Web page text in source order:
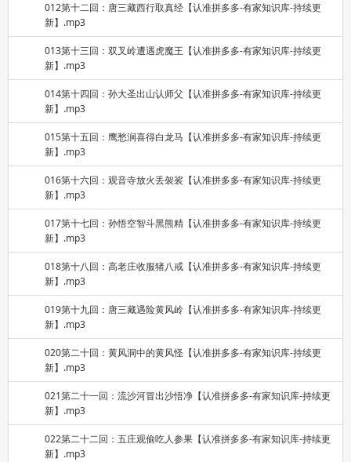
012第十二回：唐三藏西行取真经【认准拼多多-有家知识库-持续更
新】.mp3
013第十三回：双叉岭遭遇虎魔王【认准拼多多-有家知识库-持续更
新】.mp3
014第十四回：孙大圣出山认师父【认准拼多多-有家知识库-持续更
新】.mp3
015第十五回：鹰愁涧喜得白龙马【认准拼多多-有家知识库-持续更
新】.mp3
016第十六回：观音寺放火丢袈裟【认准拼多多-有家知识库-持续更
新】.mp3
017第十七回：孙悟空智斗黑熊精【认准拼多多-有家知识库-持续更
新】.mp3
018第十八回：高老庄收服猪八戒【认准拼多多-有家知识库-持续更
新】.mp3
019第十九回：唐三藏遇险黄风岭【认准拼多多-有家知识库-持续更
新】.mp3
020第二十回：黄风洞中的黄风怪【认准拼多多-有家知识库-持续更
新】.mp3
021第二十一回：流沙河冒出沙悟净【认准拼多多-有家知识库-持续更
新】.mp3
022第二十二回：五庄观偷吃人参果【认准拼多多-有家知识库-持续更
新】.mp3